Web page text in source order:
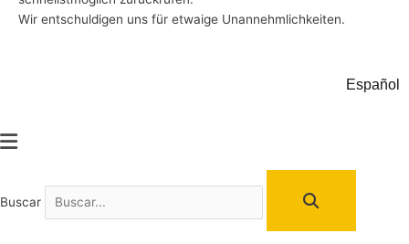
Wir entschuldigen uns für etwaige Unannehmlichkeiten.
Español
Main
Buscar